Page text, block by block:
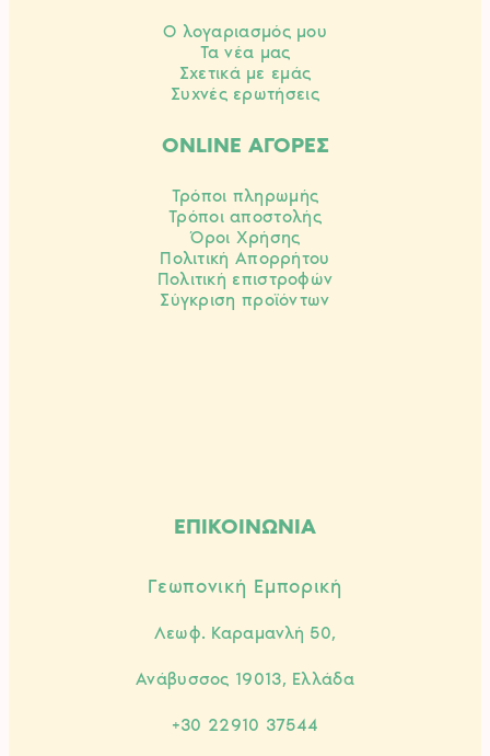
Ο λογαριασμός μου
Τα νέα μας
Σχετικά με εμάς
Συχνές ερωτήσεις
ONLINE ΑΓΟΡΕΣ
Τρόποι πληρωμής
Τρόποι αποστολής
Όροι Χρήσης
Πολιτική Απορρήτου
Πολιτική επιστροφών
Σύγκριση προϊόντων
ΕΠΙΚΟΙΝΩΝΙΑ
Γεωπονική Εμπορική
Λεωφ. Καραμανλή 50,
Ανάβυσσος 19013, Ελλάδα
+30 22910 37544